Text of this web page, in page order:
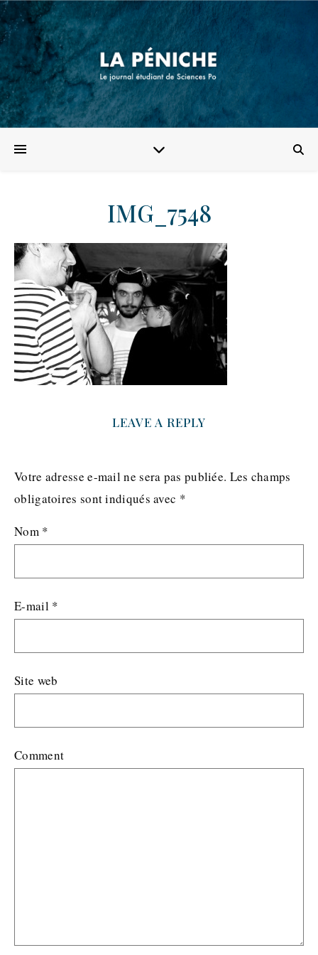
IMG_7548
LEAVE A REPLY
Votre adresse e-mail ne sera pas publiée. Les champs
obligatoires sont indiqués avec *
Nom *
E-mail *
Site web
Comment